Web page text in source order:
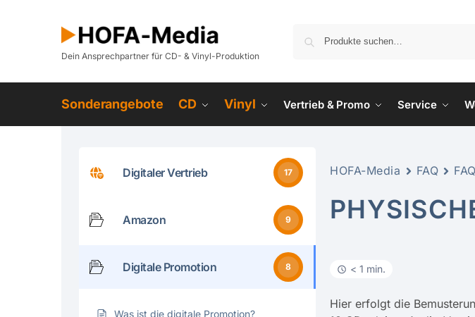
Dein Ansprechpartner für CD- & Vinyl-Produktion
Sonderangebote CD Vinyl Vertrieb & Promo Service
Digitaler Vertrieb 17
Amazon 9
Digitale Promotion 8
Was ist die digitale Promotion?
HOFA-Media FAQ FAQ
< 1 min.
Hier erfolgt die